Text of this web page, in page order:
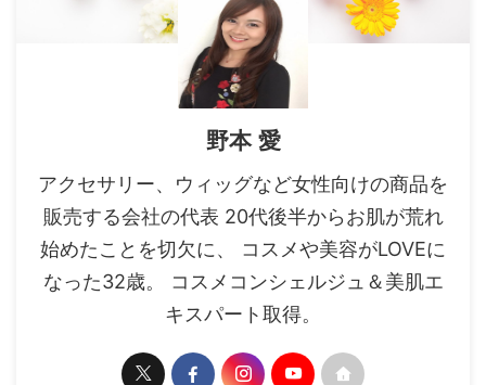
野本 愛
アクセサリー、ウィッグなど女性向けの商品を
販売する会社の代表 20代後半からお肌が荒れ
始めたことを切欠に、 コスメや美容がLOVEに
なった32歳。 コスメコンシェルジュ＆美肌エ
キスパート取得。